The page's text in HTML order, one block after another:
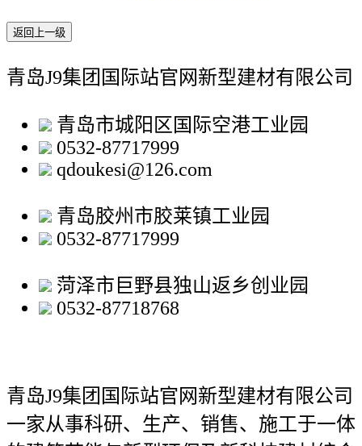
返回上一级
青岛J9集团国际站官网新型建材有限公司
青岛市城阳区国际空港工业园
0532-87717999
qdoukesi@126.com
青岛胶州市胶莱镇工业园
0532-87717999
菏泽市巨野县独山返乡创业园
0532-87718768
青岛J9集团国际站官网新型建材有限公司
一家从事科研、生产、销售、施工于一体